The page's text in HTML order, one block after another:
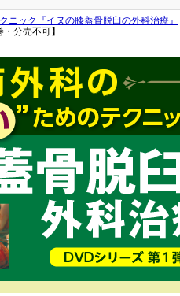
ニック『イヌの膝蓋骨脱臼の外科治療』
分売不可】